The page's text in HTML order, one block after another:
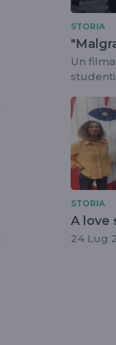
STORIA
Un
STORIA
A love
24 Lug